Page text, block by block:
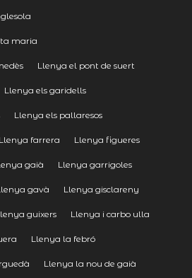
maria
Llenya el pont de suert
Llenya els garidells
Llenya els pallaresos
Llenya farrera Llenya figueres
gaià Llenya garrigoles
gavà Llenya gisclareny
guixers Llenya i carbo ulla
Llenya la febró
Llenya la nou de gaià